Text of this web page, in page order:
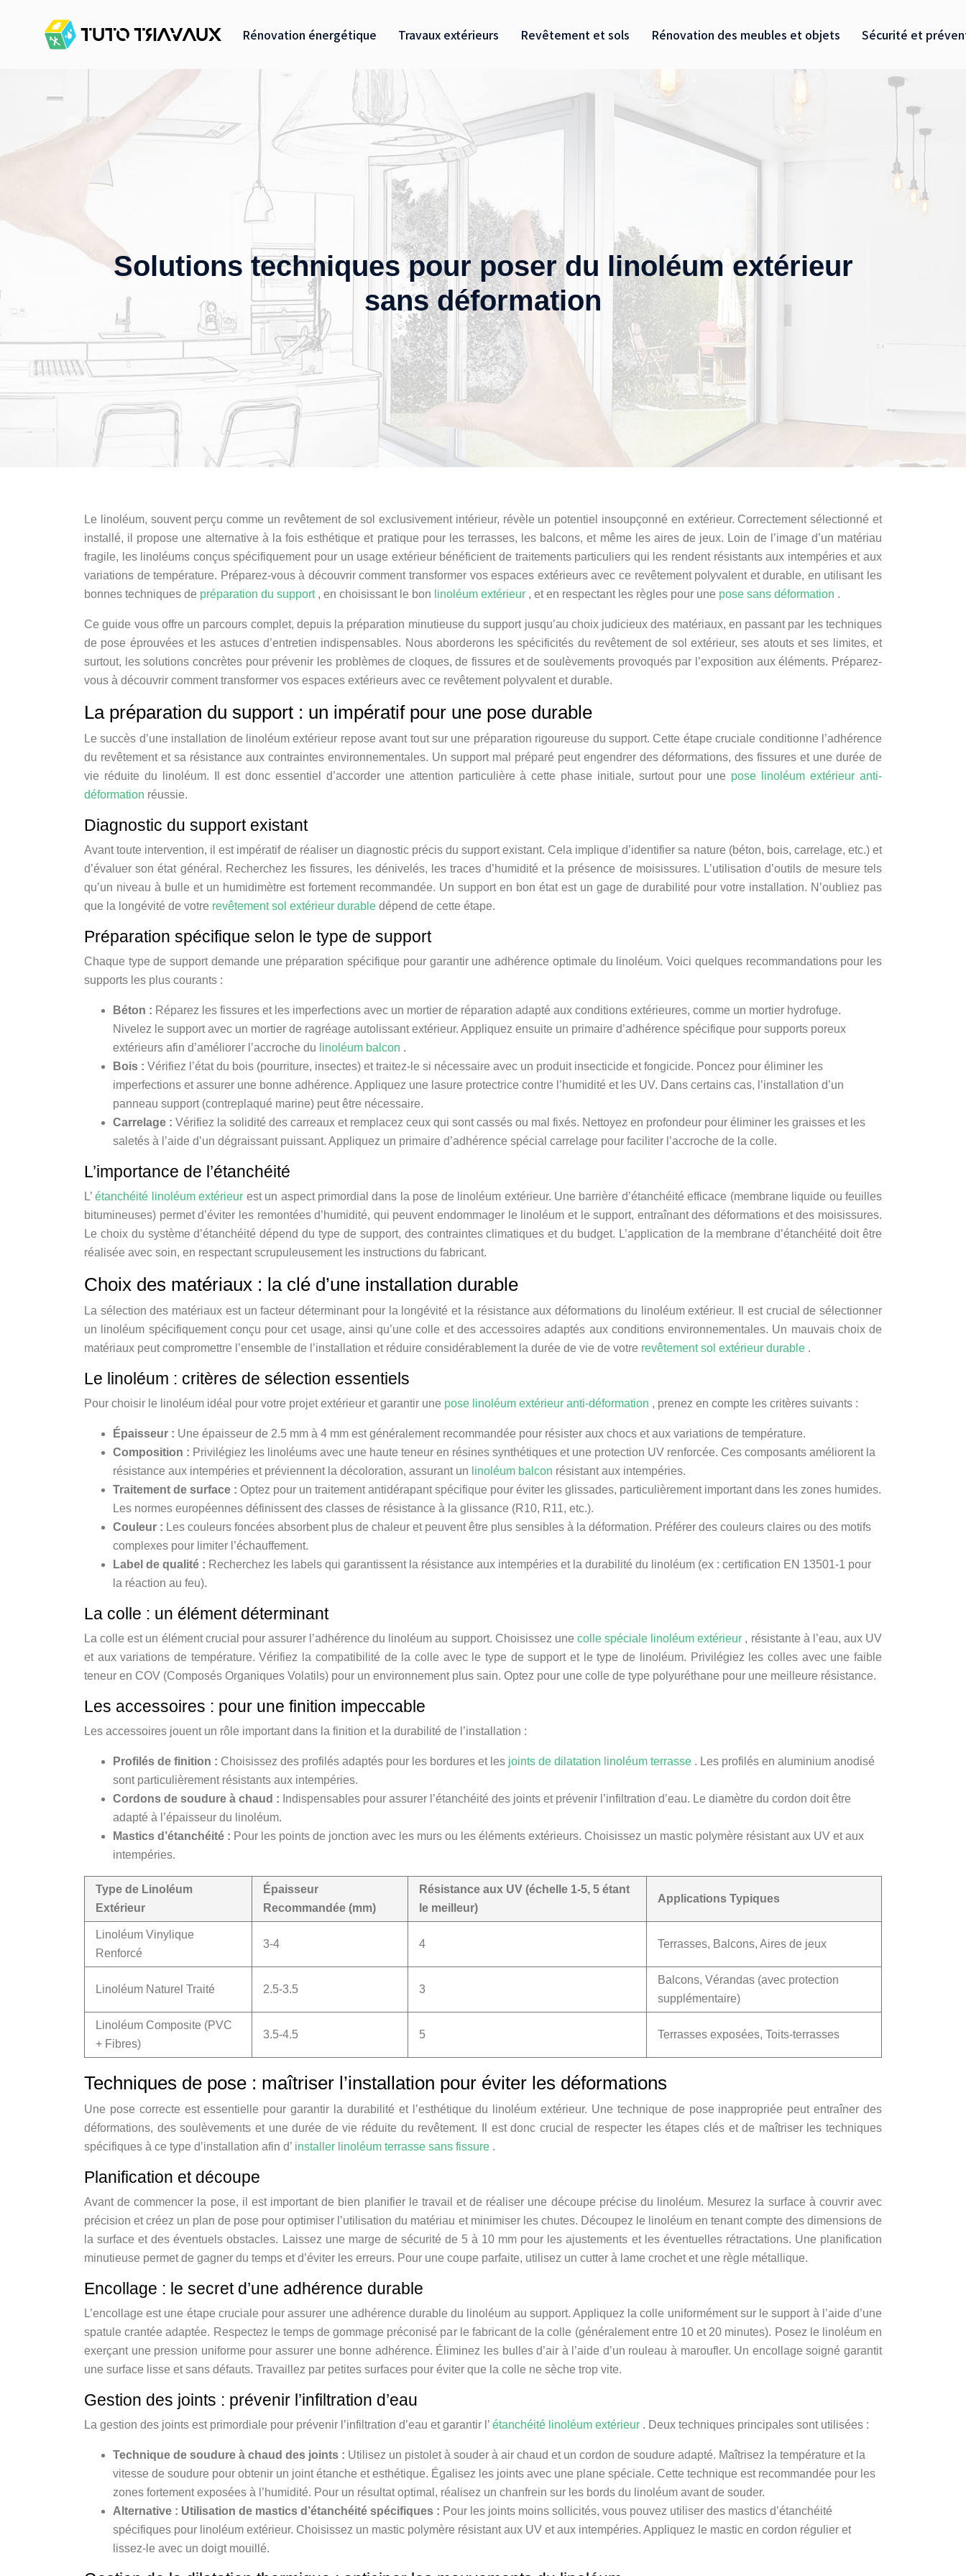
Rénovation énergétique Travaux extérieurs Revêtement et sols Rénovation des meubles et objets Sécurité et
Solutions techniques pour poser du linoléum extérieur
sans déformation
Le linoléum, souvent perçu comme un revêtement de sol exclusivement intérieur, révèle un potentiel insoupçonné en extérieur. Correctement sélectionné et
installé, il propose une alternative à la fois esthétique et pratique pour les terrasses, les balcons, et même les aires de jeux. Loin de l’image d’un matériau
fragile, les linoléums conçus spécifiquement pour un usage extérieur bénéficient de traitements particuliers qui les rendent résistants aux intempéries et aux
variations de température. Préparez-vous à découvrir comment transformer vos espaces extérieurs avec ce revêtement polyvalent et durable, en utilisant les
bonnes techniques de préparation du support , en choisissant le bon linoléum extérieur , et en respectant les règles pour une pose sans déformation .
Ce guide vous offre un parcours complet, depuis la préparation minutieuse du support jusqu’au choix judicieux des matériaux, en passant par les techniques
de pose éprouvées et les astuces d’entretien indispensables. Nous aborderons les spécificités du revêtement de sol extérieur, ses atouts et ses limites, et
surtout, les solutions concrètes pour prévenir les problèmes de cloques, de fissures et de soulèvements provoqués par l’exposition aux éléments. Préparez-
vous à découvrir comment transformer vos espaces extérieurs avec ce revêtement polyvalent et durable.
La préparation du support : un impératif pour une pose durable
Le succès d’une installation de linoléum extérieur repose avant tout sur une préparation rigoureuse du support. Cette étape cruciale conditionne l’adhérence
du revêtement et sa résistance aux contraintes environnementales. Un support mal préparé peut engendrer des déformations, des fissures et une durée de
vie réduite du linoléum. Il est donc essentiel d’accorder une attention particulière à cette phase initiale, surtout pour une pose linoléum extérieur anti-
déformation réussie.
Diagnostic du support existant
Avant toute intervention, il est impératif de réaliser un diagnostic précis du support existant. Cela implique d’identifier sa nature (béton, bois, carrelage, etc.) et
d’évaluer son état général. Recherchez les fissures, les dénivelés, les traces d’humidité et la présence de moisissures. L’utilisation d’outils de mesure tels
qu’un niveau à bulle et un humidimètre est fortement recommandée. Un support en bon état est un gage de durabilité pour votre installation. N’oubliez pas
que la longévité de votre revêtement sol extérieur durable dépend de cette étape.
Préparation spécifique selon le type de support
Chaque type de support demande une préparation spécifique pour garantir une adhérence optimale du linoléum. Voici quelques recommandations pour les
supports les plus courants :
Béton : Réparez les fissures et les imperfections avec un mortier de réparation adapté aux conditions extérieures, comme un mortier hydrofuge.
Nivelez le support avec un mortier de ragréage autolissant extérieur. Appliquez ensuite un primaire d’adhérence spécifique pour supports poreux
extérieurs afin d’améliorer l’accroche du linoléum balcon .
Bois : Vérifiez l’état du bois (pourriture, insectes) et traitez-le si nécessaire avec un produit insecticide et fongicide. Poncez pour éliminer les
imperfections et assurer une bonne adhérence. Appliquez une lasure protectrice contre l’humidité et les UV. Dans certains cas, l’installation d’un
panneau support (contreplaqué marine) peut être nécessaire.
Carrelage : Vérifiez la solidité des carreaux et remplacez ceux qui sont cassés ou mal fixés. Nettoyez en profondeur pour éliminer les graisses et les
saletés à l’aide d’un dégraissant puissant. Appliquez un primaire d’adhérence spécial carrelage pour faciliter l’accroche de la colle.
L’importance de l’étanchéité
L’étanchéité linoléum extérieur est un aspect primordial dans la pose de linoléum extérieur. Une barrière d’étanchéité efficace (membrane liquide ou feuilles
bitumineuses) permet d’éviter les remontées d’humidité, qui peuvent endommager le linoléum et le support, entraînant des déformations et des moisissures.
Le choix du système d’étanchéité dépend du type de support, des contraintes climatiques et du budget. L’application de la membrane d’étanchéité doit être
réalisée avec soin, en respectant scrupuleusement les instructions du fabricant.
Choix des matériaux : la clé d’une installation durable
La sélection des matériaux est un facteur déterminant pour la longévité et la résistance aux déformations du linoléum extérieur. Il est crucial de sélectionner
un linoléum spécifiquement conçu pour cet usage, ainsi qu’une colle et des accessoires adaptés aux conditions environnementales. Un mauvais choix de
matériaux peut compromettre l’ensemble de l’installation et réduire considérablement la durée de vie de votre revêtement sol extérieur durable .
Le linoléum : critères de sélection essentiels
Pour choisir le linoléum idéal pour votre projet extérieur et garantir une pose linoléum extérieur anti-déformation , prenez en compte les critères suivants :
Épaisseur : Une épaisseur de 2.5 mm à 4 mm est généralement recommandée pour résister aux chocs et aux variations de température.
Composition : Privilégiez les linoléums avec une haute teneur en résines synthétiques et une protection UV renforcée. Ces composants améliorent la
résistance aux intempéries et préviennent la décoloration, assurant un linoléum balcon résistant aux intempéries.
Traitement de surface : Optez pour un traitement antidérapant spécifique pour éviter les glissades, particulièrement important dans les zones humides.
Les normes européennes définissent des classes de résistance à la glissance (R10, R11, etc.).
Couleur : Les couleurs foncées absorbent plus de chaleur et peuvent être plus sensibles à la déformation. Préférer des couleurs claires ou des motifs
complexes pour limiter l’échauffement.
Label de qualité : Recherchez les labels qui garantissent la résistance aux intempéries et la durabilité du linoléum (ex : certification EN 13501-1 pour
la réaction au feu).
La colle : un élément déterminant
La colle est un élément crucial pour assurer l’adhérence du linoléum au support. Choisissez une colle spéciale linoléum extérieur , résistante à l’eau, aux UV
et aux variations de température. Vérifiez la compatibilité de la colle avec le type de support et le type de linoléum. Privilégiez les colles avec une faible
teneur en COV (Composés Organiques Volatils) pour un environnement plus sain. Optez pour une colle de type polyuréthane pour une meilleure résistance.
Les accessoires : pour une finition impeccable
Les accessoires jouent un rôle important dans la finition et la durabilité de l’installation :
Profilés de finition : Choisissez des profilés adaptés pour les bordures et les joints de dilatation linoléum terrasse . Les profilés en aluminium anodisé
sont particulièrement résistants aux intempéries.
Cordons de soudure à chaud : Indispensables pour assurer l’étanchéité des joints et prévenir l’infiltration d’eau. Le diamètre du cordon doit être
adapté à l’épaisseur du linoléum.
Mastics d’étanchéité : Pour les points de jonction avec les murs ou les éléments extérieurs. Choisissez un mastic polymère résistant aux UV et aux
intempéries.
Type de Linoléum
Extérieur
Épaisseur
Recommandée (mm)
Résistance aux UV (échelle 1-5, 5 étant
le meilleur)
Applications Typiques
Linoléum Vinylique
Renforcé
3-4 4 Terrasses, Balcons, Aires de jeux
Linoléum Naturel Traité 2.5-3.5 3
Balcons, Vérandas (avec protection
supplémentaire)
Linoléum Composite (PVC
+ Fibres)
3.5-4.5 5 Terrasses exposées, Toits-terrasses
Techniques de pose : maîtriser l’installation pour éviter les déformations
Une pose correcte est essentielle pour garantir la durabilité et l’esthétique du linoléum extérieur. Une technique de pose inappropriée peut entraîner des
déformations, des soulèvements et une durée de vie réduite du revêtement. Il est donc crucial de respecter les étapes clés et de maîtriser les techniques
spécifiques à ce type d’installation afin d’ installer linoléum terrasse sans fissure .
Planification et découpe
Avant de commencer la pose, il est important de bien planifier le travail et de réaliser une découpe précise du linoléum. Mesurez la surface à couvrir avec
précision et créez un plan de pose pour optimiser l’utilisation du matériau et minimiser les chutes. Découpez le linoléum en tenant compte des dimensions de
la surface et des éventuels obstacles. Laissez une marge de sécurité de 5 à 10 mm pour les ajustements et les éventuelles rétractations. Une planification
minutieuse permet de gagner du temps et d’éviter les erreurs. Pour une coupe parfaite, utilisez un cutter à lame crochet et une règle métallique.
Encollage : le secret d’une adhérence durable
L’encollage est une étape cruciale pour assurer une adhérence durable du linoléum au support. Appliquez la colle uniformément sur le support à l’aide d’une
spatule crantée adaptée. Respectez le temps de gommage préconisé par le fabricant de la colle (généralement entre 10 et 20 minutes). Posez le linoléum en
exerçant une pression uniforme pour assurer une bonne adhérence. Éliminez les bulles d’air à l’aide d’un rouleau à maroufler. Un encollage soigné garantit
une surface lisse et sans défauts. Travaillez par petites surfaces pour éviter que la colle ne sèche trop vite.
Gestion des joints : prévenir l’infiltration d’eau
La gestion des joints est primordiale pour prévenir l’infiltration d’eau et garantir l’ étanchéité linoléum extérieur . Deux techniques principales sont utilisées :
Technique de soudure à chaud des joints : Utilisez un pistolet à souder à air chaud et un cordon de soudure adapté. Maîtrisez la température et la
vitesse de soudure pour obtenir un joint étanche et esthétique. Égalisez les joints avec une plane spéciale. Cette technique est recommandée pour les
zones fortement exposées à l’humidité. Pour un résultat optimal, réalisez un chanfrein sur les bords du linoléum avant de souder.
Alternative : Utilisation de mastics d’étanchéité spécifiques : Pour les joints moins sollicités, vous pouvez utiliser des mastics d’étanchéité
spécifiques pour linoléum extérieur. Choisissez un mastic polymère résistant aux UV et aux intempéries. Appliquez le mastic en cordon régulier et
lissez-le avec un doigt mouillé.